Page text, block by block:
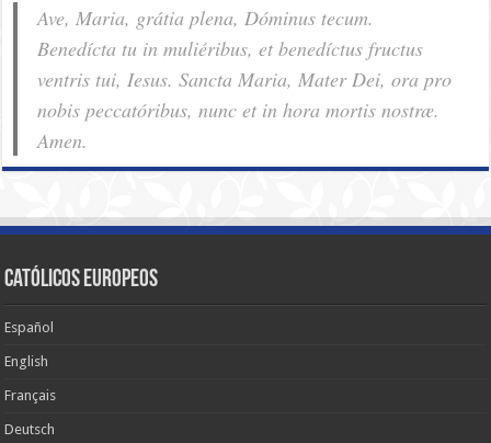
Ave, Maria, grátia plena, Dóminus tecum.
Benedícta tu in muliéribus, et benedíctus fructus
ventris tui, Iesus. Sancta Maria, Mater Dei, ora pro
nobis pec­ca­tóribus, nunc et in hora mortis nostræ.
Amen.
Católicos Europeos
Español
English
Français
Deutsch